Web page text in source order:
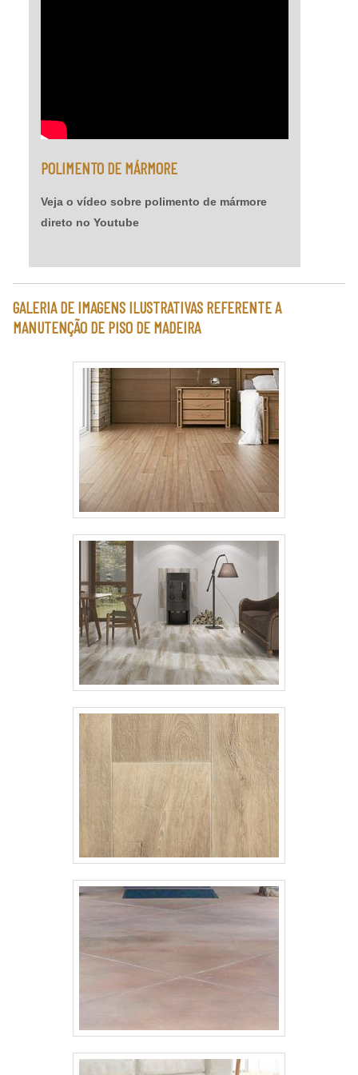
POLIMENTO DE MÁRMORE
Veja o vídeo sobre polimento de mármore
direto no Youtube
GALERIA DE IMAGENS ILUSTRATIVAS REFERENTE A
MANUTENÇÃO DE PISO DE MADEIRA